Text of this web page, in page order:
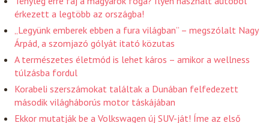
érkezett a legtöbb az országba!
„Legyünk emberek ebben a fura világban” – megszólalt Nagy
Árpád, a szomjazó gólyát itató közutas
A természetes életmód is lehet káros – amikor a wellness
túlzásba fordul
Korabeli szerszámokat találtak a Dunában felfedezett
második világháborús motor táskájában
Ekkor mutatják be a Volkswagen új SUV-ját! Íme az első